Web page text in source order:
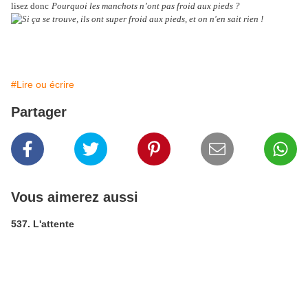
lisez donc Pourquoi les manchots n’ont pas froid aux pieds ?
#Lire ou écrire
Partager
Vous aimerez aussi
537. L'attente